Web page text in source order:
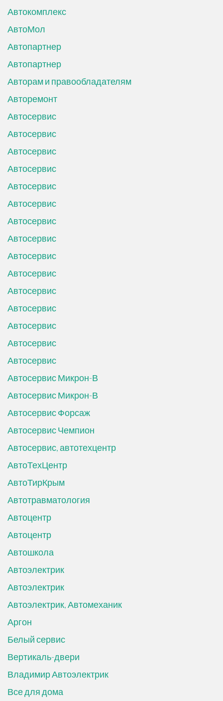
Автокомплекс
АвтоМол
Автопартнер
Автопартнер
Авторам и правообладателям
Авторемонт
Автосервис
Автосервис
Автосервис
Автосервис
Автосервис
Автосервис
Автосервис
Автосервис
Автосервис
Автосервис
Автосервис
Автосервис
Автосервис
Автосервис
Автосервис
Автосервис Микрон-В
Автосервис Микрон-В
Автосервис Форсаж
Автосервис Чемпион
Автосервис, автотехцентр
АвтоТехЦентр
АвтоТирКрым
Автотравматология
Автоцентр
Автоцентр
Автошкола
Автоэлектрик
Автоэлектрик
Автоэлектрик, Автомеханик
Аргон
Белый сервис
Вертикаль-двери
Владимир Автоэлектрик
Все для дома